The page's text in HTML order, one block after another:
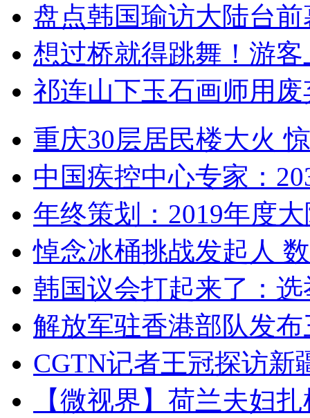
盘点韩国瑜访大陆台
想过桥就得跳舞！游客
祁连山下玉石画师用
重庆30层居民楼大火
中国疾控中心专家：
年终策划：2019年度
悼念冰桶挑战发起人
韩国议会打起来了：
解放军驻香港部队发
CGTN记者王冠探访新
【微视界】荷兰夫妇